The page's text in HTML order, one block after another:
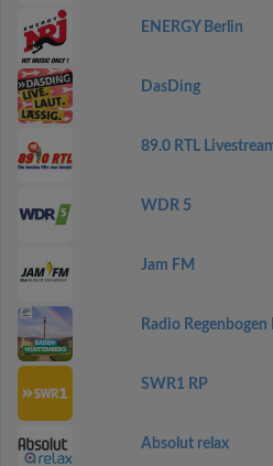
ENERGY Berlin
DasDing
89.0 RTL
WDR 5
Jam FM
Radio
SWR1 RP
Absolut relax